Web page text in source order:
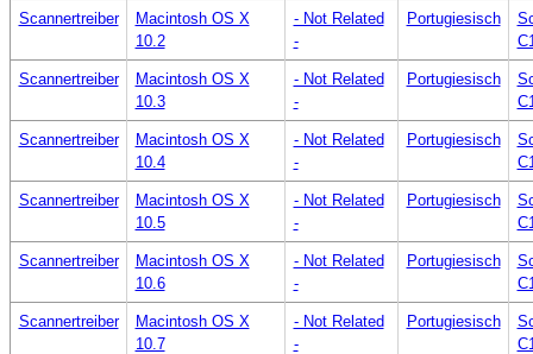
Scannertreiber
Macintosh OS X
10.2
- Not Related
-
Portugiesisch
Scannertreiber
Macintosh OS X
10.3
- Not Related
-
Portugiesisch
Scannertreiber
Macintosh OS X
10.4
- Not Related
-
Portugiesisch
Scannertreiber
Macintosh OS X
10.5
- Not Related
-
Portugiesisch
Scannertreiber
Macintosh OS X
10.6
- Not Related
-
Portugiesisch
Scannertreiber
Macintosh OS X
10.7
- Not Related
-
Portugiesisch